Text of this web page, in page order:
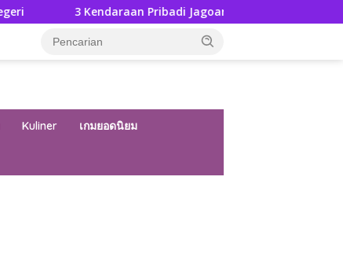
3 Kendaraan Pribadi Jagoan Suzuki Bisa Dijajal Langsung Di
Kuliner เกมยอดนิยม